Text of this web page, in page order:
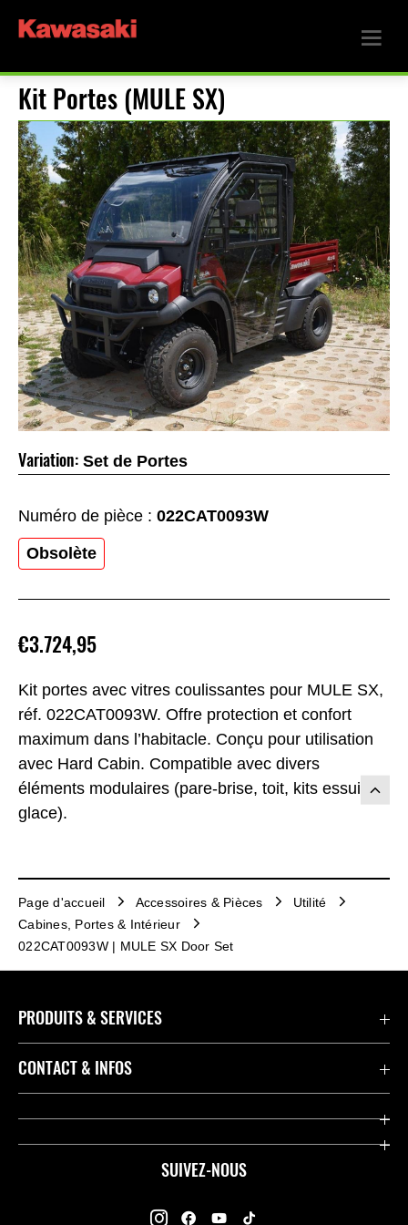
Kit Portes (MULE SX)
Kit portes avec vitres coulissantes pour MULE SX,
réf. 022CAT0093W. Offre protection et confort
maximum dans l’habitacle. Conçu pour utilisation
avec Hard Cabin. Compatible avec divers
éléments modulaires (pare-brise, toit, kits essuie-
glace).
€3.724,95
Variation: Set de Portes
Numéro de pièce : 022CAT0093W
Obsolète
Page d'accueil Accessoires & Pièces
Utilité
Cabines, Portes & Intérieur
022CAT0093W | MULE SX Door Set
SUIVEZ-NOUS
PRODUITS & SERVICES
Accessoires & Pièces
Concessionnaires
CONTACT & INFOS
Contact